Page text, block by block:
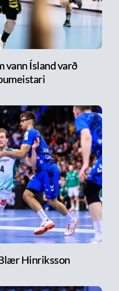
vann Ísland varð
Hinriksson